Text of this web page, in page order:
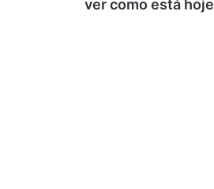
ver como está hoje